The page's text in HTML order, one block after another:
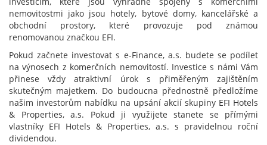
nemovitostmi jako jsou hotely, bytové domy, kancelářské a
obchodní prostory, které provozuje pod známou
renomovanou značkou EFI.
Pokud začnete investovat s e-Finance, a.s. budete se podílet
na výnosech z komerčních nemovitostí. Investice s námi Vám
přinese vždy atraktivní úrok s přiměřeným zajištěním
skutečným majetkem. Do budoucna přednostně předložíme
našim investorům nabídku na upsání akcií skupiny EFI Hotels
& Properties, a.s. Pokud ji využijete stanete se přímými
vlastníky EFI Hotels & Properties, a.s. s pravidelnou roční
dividendou.